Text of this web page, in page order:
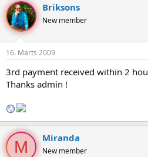
Briksons
New member
16. Marts 2009
3rd payment received within 2
Thanks admin !
M Miranda
New member